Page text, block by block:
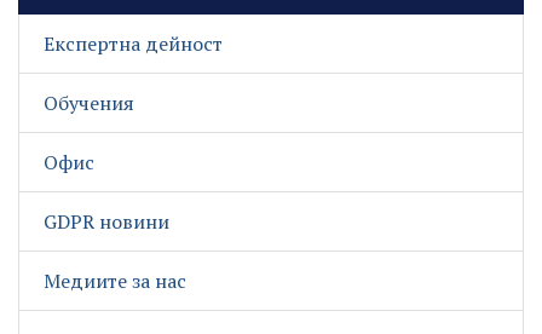
Експертна дейност
Обучения
Офис
GDPR новини
Медиите за нас